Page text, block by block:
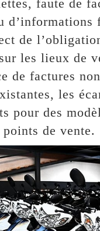
faute de
d’informations
de
les lieux de
de factures
les
pour des
de vente.